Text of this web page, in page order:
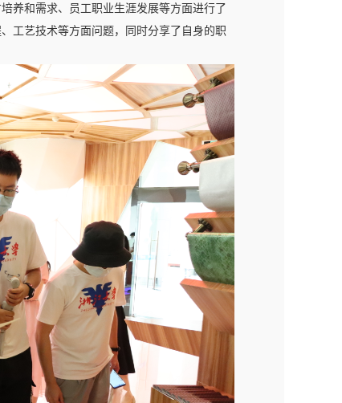
养和需求、员工职业生涯发展等方面进行了
工艺技术等方面问题，同时分享了自身的职